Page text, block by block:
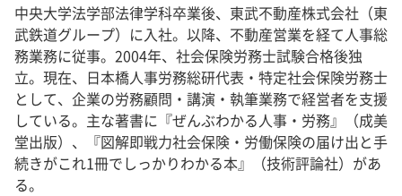
中央大学法学部法律学科卒業後、東武不動産株式会社（東
武鉄道グループ）に入社。以降、不動産営業を経て人事総
務業務に従事。2004年、社会保険労務士試験合格後独
立。現在、日本橋人事労務総研代表・特定社会保険労務士
として、企業の労務顧問・講演・執筆業務で経営者を支援
している。主な著書に『ぜんぶわかる人事・労務』（成美
堂出版）、『図解即戦力社会保険・労働保険の届け出と手
続きがこれ1冊でしっかりわかる本』（技術評論社）があ
る。